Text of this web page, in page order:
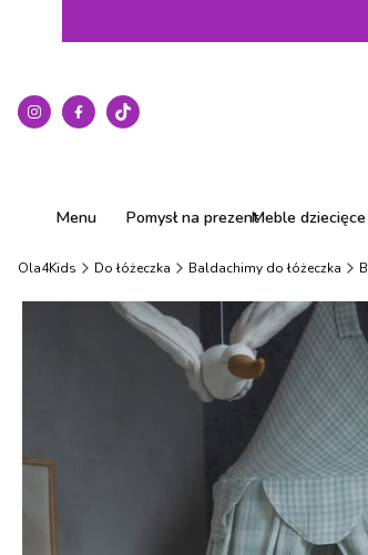
Menu Pomysł na prezentMeble dziecięce
Ola4Kids Do łóżeczka Baldachimy do łóżeczka